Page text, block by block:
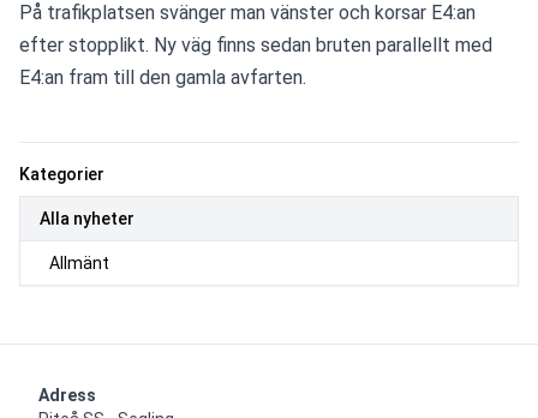
Kategorier
Alla nyheter
Allmänt
På trafikplatsen svänger man vänster och korsar E4:an
efter stopplikt. Ny väg finns sedan bruten parallellt med
E4:an fram till den gamla avfarten.
Adress